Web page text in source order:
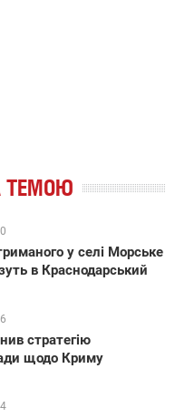
ТЕМОЮ
у селі Морське
в Краснодарський
стратегію
щодо Криму